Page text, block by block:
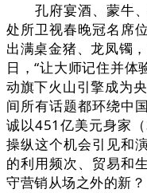
孔府宴酒、蒙牛、
处所卫视春晚冠名席
出满桌金猪、龙凤镯
日，“让大师记住并体
动旗下火山引擎成为
间所有话题都环绕中
诚以451亿美元身家
操纵这个机会引见和
的利用频次、贸易和
守营销从场之外的新？